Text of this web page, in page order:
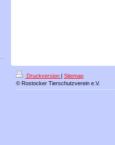
Druckversion | Sitemap
© Rostocker Tierschutzverein e.V.